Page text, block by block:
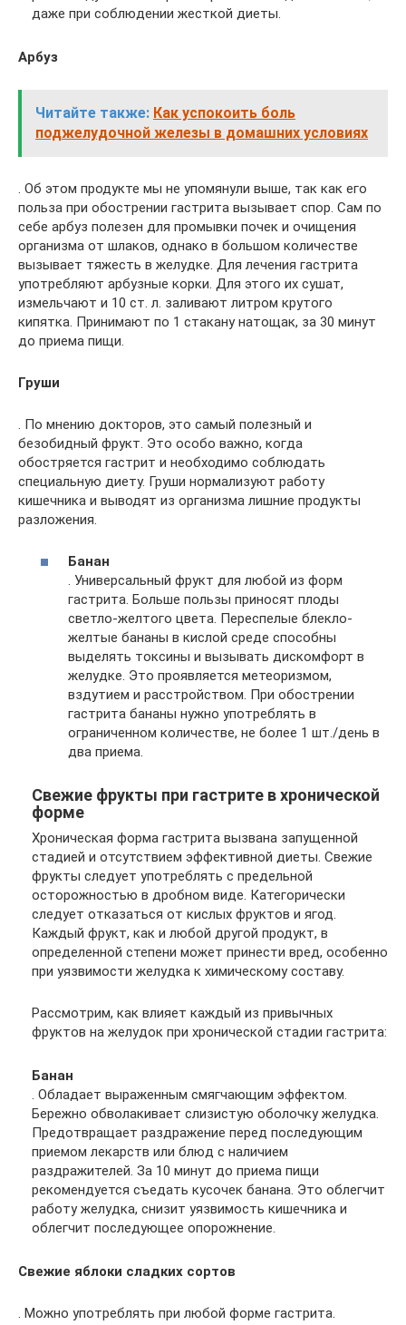
даже при соблюдении жесткой диеты.
Арбуз
Читайте также: Как успокоить боль
поджелудочной железы в домашних условиях
. Об этом продукте мы не упомянули выше, так как его
польза при обострении гастрита вызывает спор. Сам по
себе арбуз полезен для промывки почек и очищения
организма от шлаков, однако в большом количестве
вызывает тяжесть в желудке. Для лечения гастрита
употребляют арбузные корки. Для этого их сушат,
измельчают и 10 ст. л. заливают литром крутого
кипятка. Принимают по 1 стакану натощак, за 30 минут
до приема пищи.
Груши
. По мнению докторов, это самый полезный и
безобидный фрукт. Это особо важно, когда
обостряется гастрит и необходимо соблюдать
специальную диету. Груши нормализуют работу
кишечника и выводят из организма лишние продукты
разложения.
Банан
. Универсальный фрукт для любой из форм
гастрита. Больше пользы приносят плоды
светло-желтого цвета. Переспелые блекло-
желтые бананы в кислой среде способны
выделять токсины и вызывать дискомфорт в
желудке. Это проявляется метеоризмом,
вздутием и расстройством. При обострении
гастрита бананы нужно употреблять в
ограниченном количестве, не более 1 шт./день в
два приема.
Свежие фрукты при гастрите в хронической
форме
Хроническая форма гастрита вызвана запущенной
стадией и отсутствием эффективной диеты. Свежие
фрукты следует употреблять с предельной
осторожностью в дробном виде. Категорически
следует отказаться от кислых фруктов и ягод.
Каждый фрукт, как и любой другой продукт, в
определенной степени может принести вред, особенно
при уязвимости желудка к химическому составу.
Рассмотрим, как влияет каждый из привычных
фруктов на желудок при хронической стадии гастрита:
Банан
. Обладает выраженным смягчающим эффектом.
Бережно обволакивает слизистую оболочку желудка.
Предотвращает раздражение перед последующим
приемом лекарств или блюд с наличием
раздражителей. За 10 минут до приема пищи
рекомендуется съедать кусочек банана. Это облегчит
работу желудка, снизит уязвимость кишечника и
облегчит последующее опорожнение.
Свежие яблоки сладких сортов
. Можно употреблять при любой форме гастрита.